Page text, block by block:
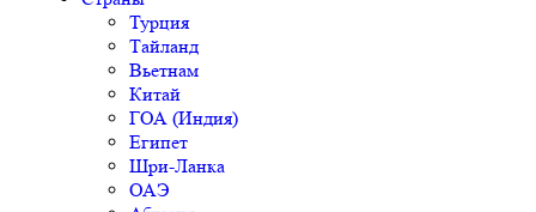
Турция
Тайланд
Вьетнам
Китай
ГОА (Индия)
Египет
Шри-Ланка
ОАЭ